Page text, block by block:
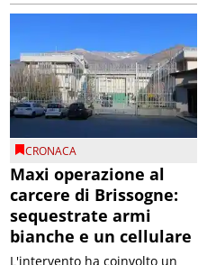
CRONACA
Maxi operazione al
carcere di Brissogne:
sequestrate armi
bianche e un cellulare
L'intervento ha coinvolto un